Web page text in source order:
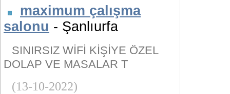
maximum çalışma
salonu - Şanlıurfa
SINIRSIZ WİFİ KİŞİYE ÖZEL
DOLAP VE MASALAR T
(13-10-2022)